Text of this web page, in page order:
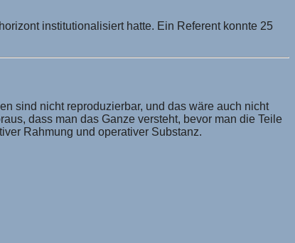
institutionalisiert hatte. Ein Referent konnte 25
sind nicht reproduzierbar, und das wäre auch nicht
dass man das Ganze versteht, bevor man die Teile
Rahmung und operativer Substanz.